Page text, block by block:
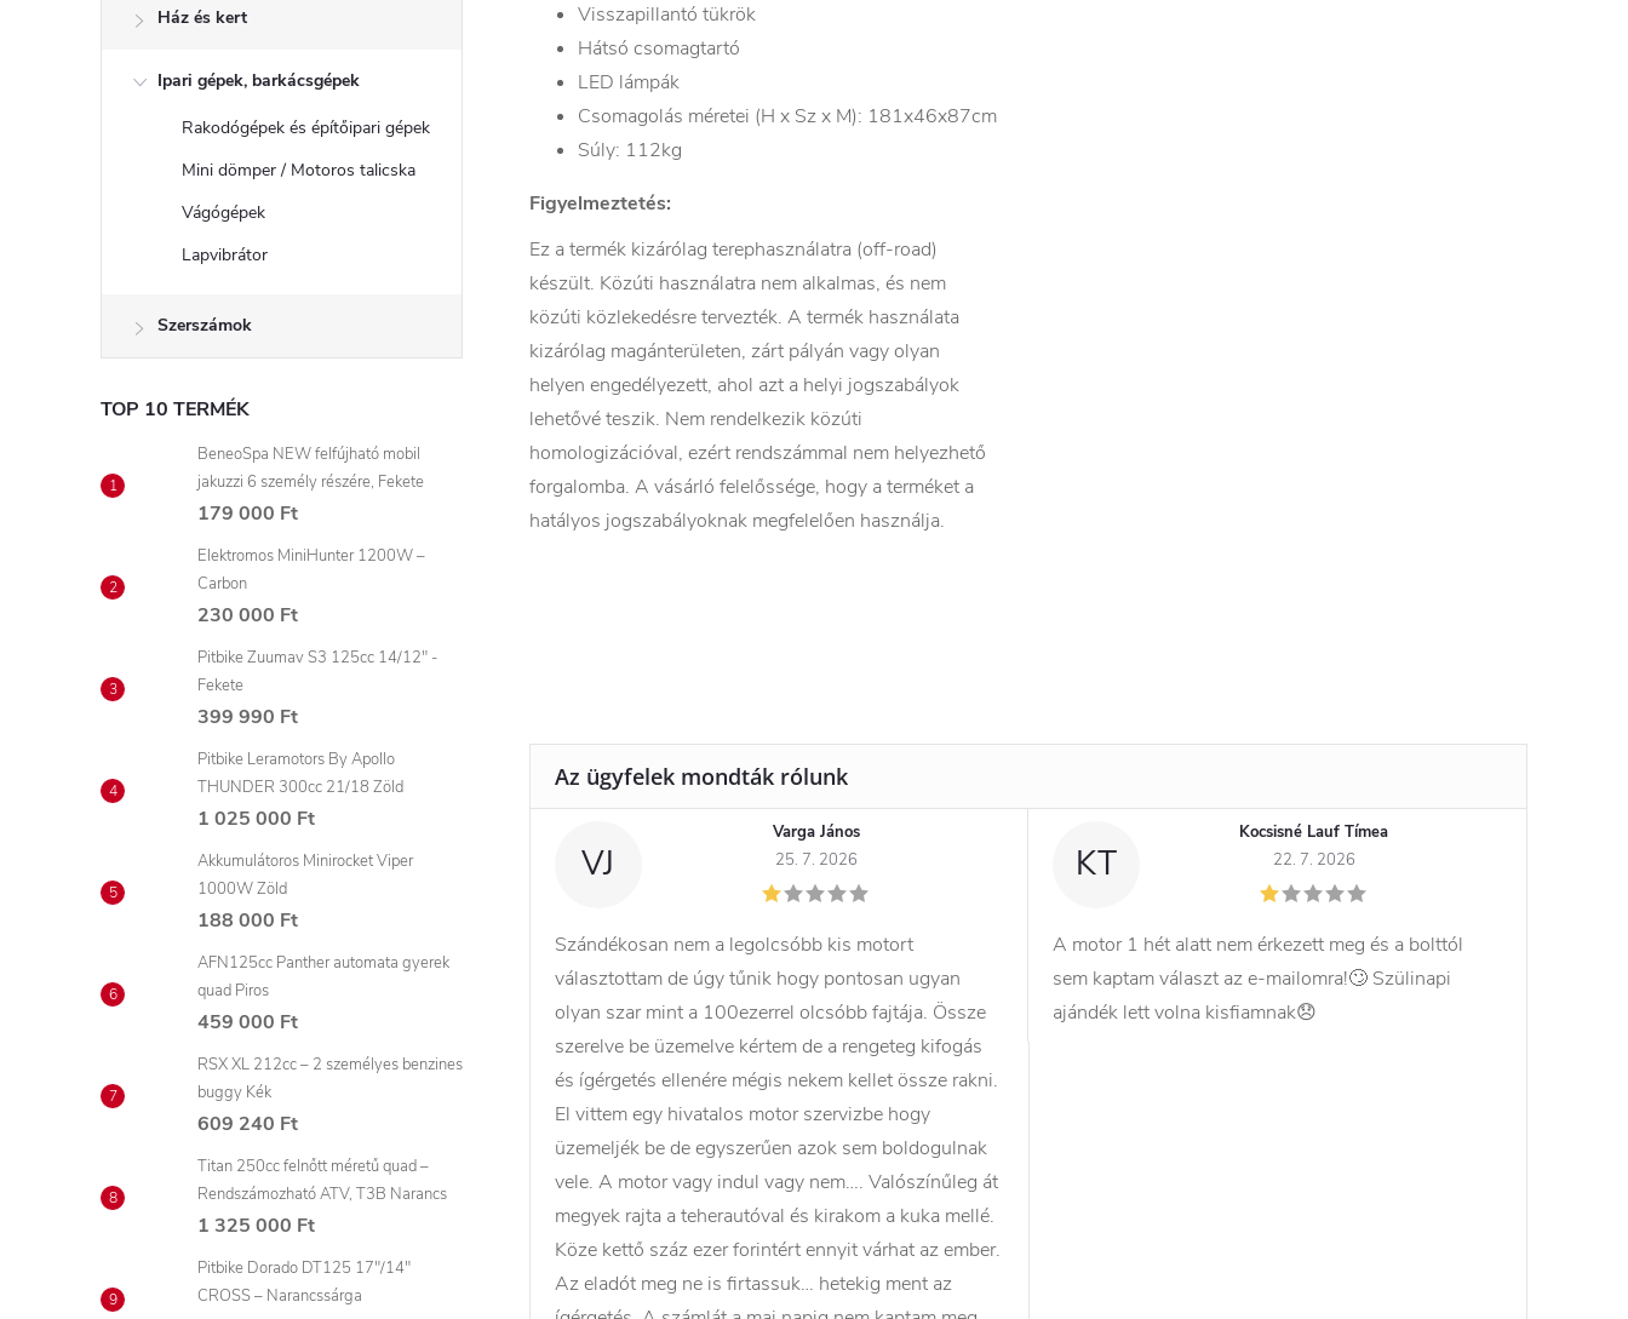
Ház és kert
Ipari gépek, barkácsgépek
Rakodógépek és építőipari gépek
Mini dömper / Motoros talicska
Vágógépek
Lapvibrátor
Szerszámok
TOP 10 TERMÉK
BeneoSpa NEW felfújható mobil
jakuzzi 6 személy részére, Fekete
179 000 Ft
Elektromos MiniHunter 1200W –
Carbon
230 000 Ft
Pitbike Zuumav S3 125cc 14/12" -
Fekete
399 990 Ft
Pitbike Leramotors By Apollo
THUNDER 300cc 21/18 Zöld
1 025 000 Ft
Akkumulátoros Minirocket Viper
1000W Zöld
188 000 Ft
AFN125cc Panther automata gyerek
quad Piros
459 000 Ft
RSX XL 212cc – 2 személyes benzines
buggy Kék
609 240 Ft
Titan 250cc felnőtt méretű quad –
Rendszámozható ATV, T3B Narancs
1 325 000 Ft
Pitbike Dorado DT125 17"/14"
CROSS – Narancssárga
Visszapillantó tükrök
Hátsó csomagtartó
LED lámpák
Csomagolás méretei (H x Sz x M): 181x46x87cm
Súly: 112kg
Figyelmeztetés:
Ez a termék kizárólag terephasználatra (off-road)
készült. Közúti használatra nem alkalmas, és nem
közúti közlekedésre tervezték. A termék használata
kizárólag magánterületen, zárt pályán vagy olyan
helyen engedélyezett, ahol azt a helyi jogszabályok
lehetővé teszik. Nem rendelkezik közúti
homologizációval, ezért rendszámmal nem helyezhető
forgalomba. A vásárló felelőssége, hogy a terméket a
hatályos jogszabályoknak megfelelően használja.
VJ
Varga János
25. 7. 2026
Szándékosan nem a legolcsóbb kis motort
választottam de úgy tűnik hogy pontosan ugyan
olyan szar mint a 100ezerrel olcsóbb fajtája. Össze
szerelve be üzemelve kértem de a rengeteg kifogás
és ígérgetés ellenére mégis nekem kellet össze rakni.
El vittem egy hivatalos motor szervizbe hogy
üzemeljék be de egyszerűen azok sem boldogulnak
vele. A motor vagy indul vagy nem…. Valószínűleg át
megyek rajta a teherautóval és kirakom a kuka mellé.
Köze kettő száz ezer forintért ennyit várhat az ember.
Az eladót meg ne is firtassuk… hetekig ment az
KT
Kocsisné Lauf Tímea
22. 7. 2026
A motor 1 hét alatt nem érkezett meg és a bolttól
sem kaptam választ az e-mailomra!🙄 Szülinapi
ajándék lett volna kisfiamnak😞